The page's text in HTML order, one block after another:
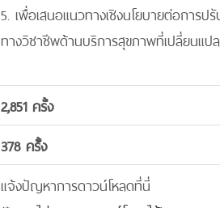
5. เพื่อเสนอแนวทางเชิงนโยบายต่อการ
ทางวิชาชีพด้านบริการสุขภาพที่เปลี่ยนแป
2,851 ครั้ง
378 ครั้้ง
แจ้งปัญหาการดาวน์โหลดที่นี่